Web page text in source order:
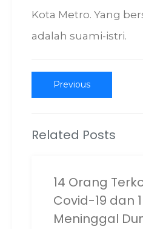
Kota Metro. Yang
adalah suami-istri.
PostPreviousPrevious
post:
Related Posts
14 Orang
Covid-19 dan 1
Meninggal